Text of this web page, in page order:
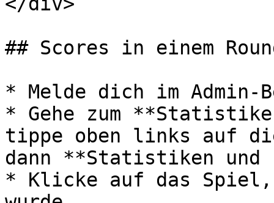
## Scores in einem
* Melde dich im Admin-
* Gehe zum
tippe oben links auf
dann **Statistiken
* Klicke auf das